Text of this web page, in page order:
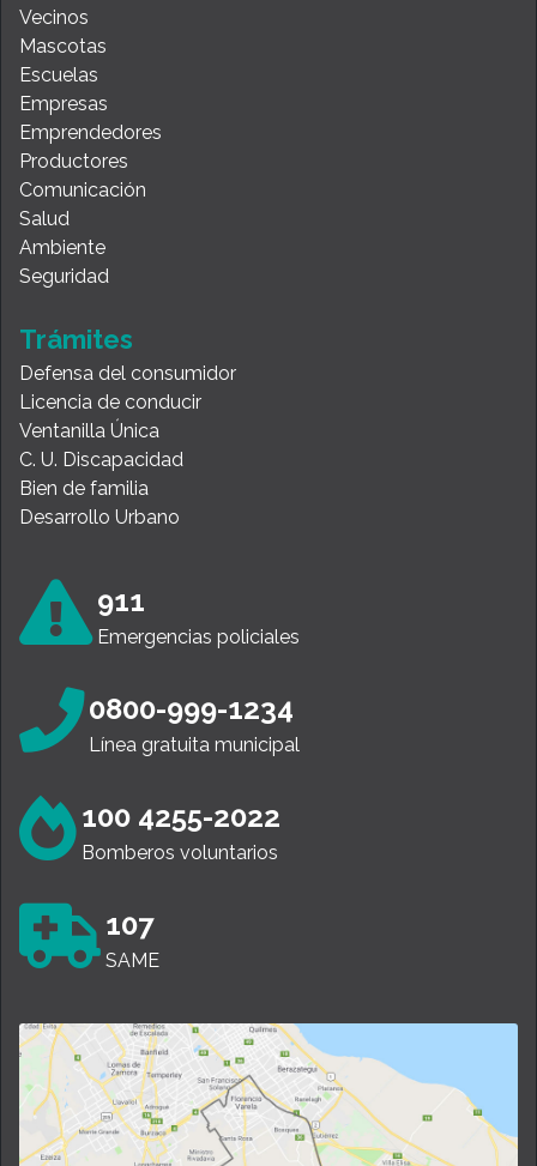
Vecinos
Mascotas
Escuelas
Empresas
Emprendedores
Productores
Comunicación
Salud
Ambiente
Seguridad
Trámites
Defensa del consumidor
Licencia de conducir
Ventanilla Única
C. U. Discapacidad
Bien de familia
Desarrollo Urbano
911
Emergencias policiales
0800-999-1234
Línea gratuita municipal
100 4255-2022
Bomberos voluntarios
107
SAME